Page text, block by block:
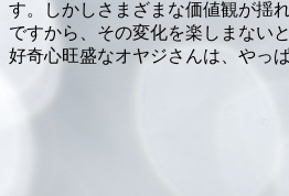
す。しかしさまざまな価値観が揺
ですから、その変化を楽しまない
好奇心旺盛なオヤジさんは、やっ